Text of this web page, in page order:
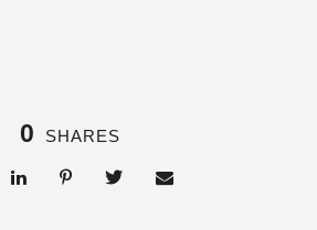
0 SHARES